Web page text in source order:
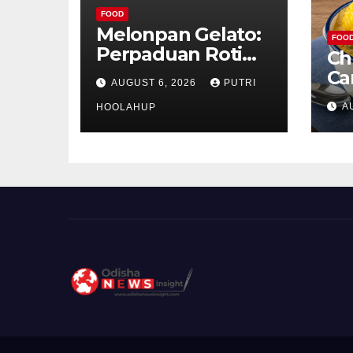
FOOD
Melonpan Gelato:
Perpaduan Roti
Renyah dan Es
Krim Lembut yang
Menggoda
AUGUST 6, 2026 PUTRI
HOOLAHUP